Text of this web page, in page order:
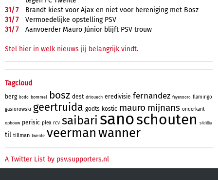
31/7
Brandt kiest voor Ajax en niet voor hereniging met Bosz
31/7
Vermoedelijke opstelling PSV
31/7 Aanvoerder Mauro Júnior blijft PSV trouw
Stel hier in welk nieuws jij belangrijk vindt.
Tagcloud
berg bodo bommel bosz dest driouech eredivisie fernandez feyenoord flamingo
gasiorowski geertruida godts kostic mauro mijnans onderkant
opbouw perisic plea rcv saibari sanoschouten sildillia
til tillman twente veermanwanner
A Twitter List by psv.supporters.nl